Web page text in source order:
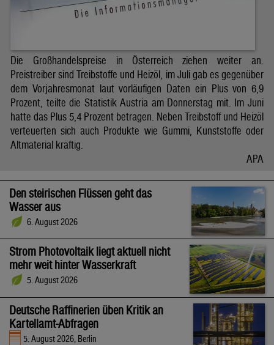
Die Großhandelspreise in Österreich ziehen weiter an.
Preistreiber sind Treibstoffe und Heizöl, im Juli gab es gegenüber
dem Vorjahresmonat laut vorläufigen Daten ein Plus von 6,9
Prozent, teilte die Statistik Austria am Donnerstag mit. Im Juni
hatte das Plus 5,4 Prozent betragen. Neben Treibstoff und Heizöl
verteuerten sich auch Produkte wie Gummi, Kunststoffe oder
Altmaterial kräftig.
APA
Den steirischen Flüssen geht das
Wasser aus
6. August 2026
Strom Photovoltaik liegt aktuell nicht
mehr weit hinter Wasserkraft
5. August 2026
Deutsche Raffinerien üben Kritik an
Kartellamt-Abfragen
5. August 2026, Berlin